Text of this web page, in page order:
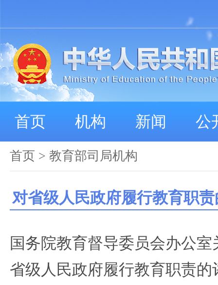
首页 机构 新闻 公
首页 > 教育部司局机构
对省级人民政府履行教育职
国务院教育督导委员会办公室
省级人民政府履行教育职责